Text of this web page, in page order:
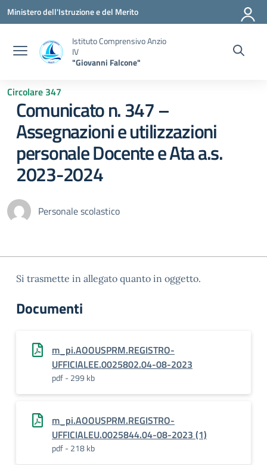
Vai ai contenuti
Vai al menu di navigazione
Vai al footer
Ministero dell'Istruzione e del Merito
Istituto Comprensivo Anzio
IV
"Giovanni Falcone"
Circolare 347
Comunicato n. 347 –
Assegnazioni e utilizzazioni
personale Docente e Ata a.s.
2023-2024
Personale scolastico
Si trasmette in allegato quanto in oggetto.
Documenti
m_pi.AOOUSPRM.REGISTRO-
UFFICIALEE.0025802.04-08-2023
pdf - 299 kb
m_pi.AOOUSPRM.REGISTRO-
UFFICIALEU.0025844.04-08-2023 (1)
pdf - 218 kb